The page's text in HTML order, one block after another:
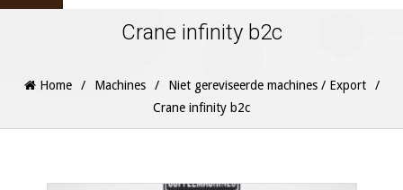
Crane infinity b2c
Home / Machines / Niet gereviseerde machines / Export
/
Crane infinity b2c